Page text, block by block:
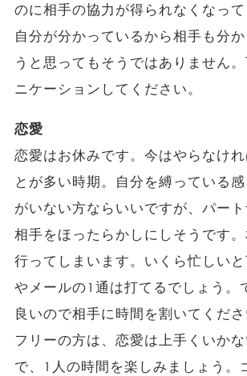
のに相手の協力が得られなくなって
自分が分かっているから相手も分
うと思ってもそうではありません
ニケーションしてください。
恋愛
恋愛はお休みです。今はやらなけ
とが多い時期。自分を縛っている
がいない方ならいいですが、パー
相手をほったらかしにしそうです
行ってしまいます。いくら忙しいと
やメールの1通は打てるでしょう。
良いので相手に時間を割いてくださ
フリーの方は、恋愛は上手くいか
で、1人の時間を楽しみましょう。